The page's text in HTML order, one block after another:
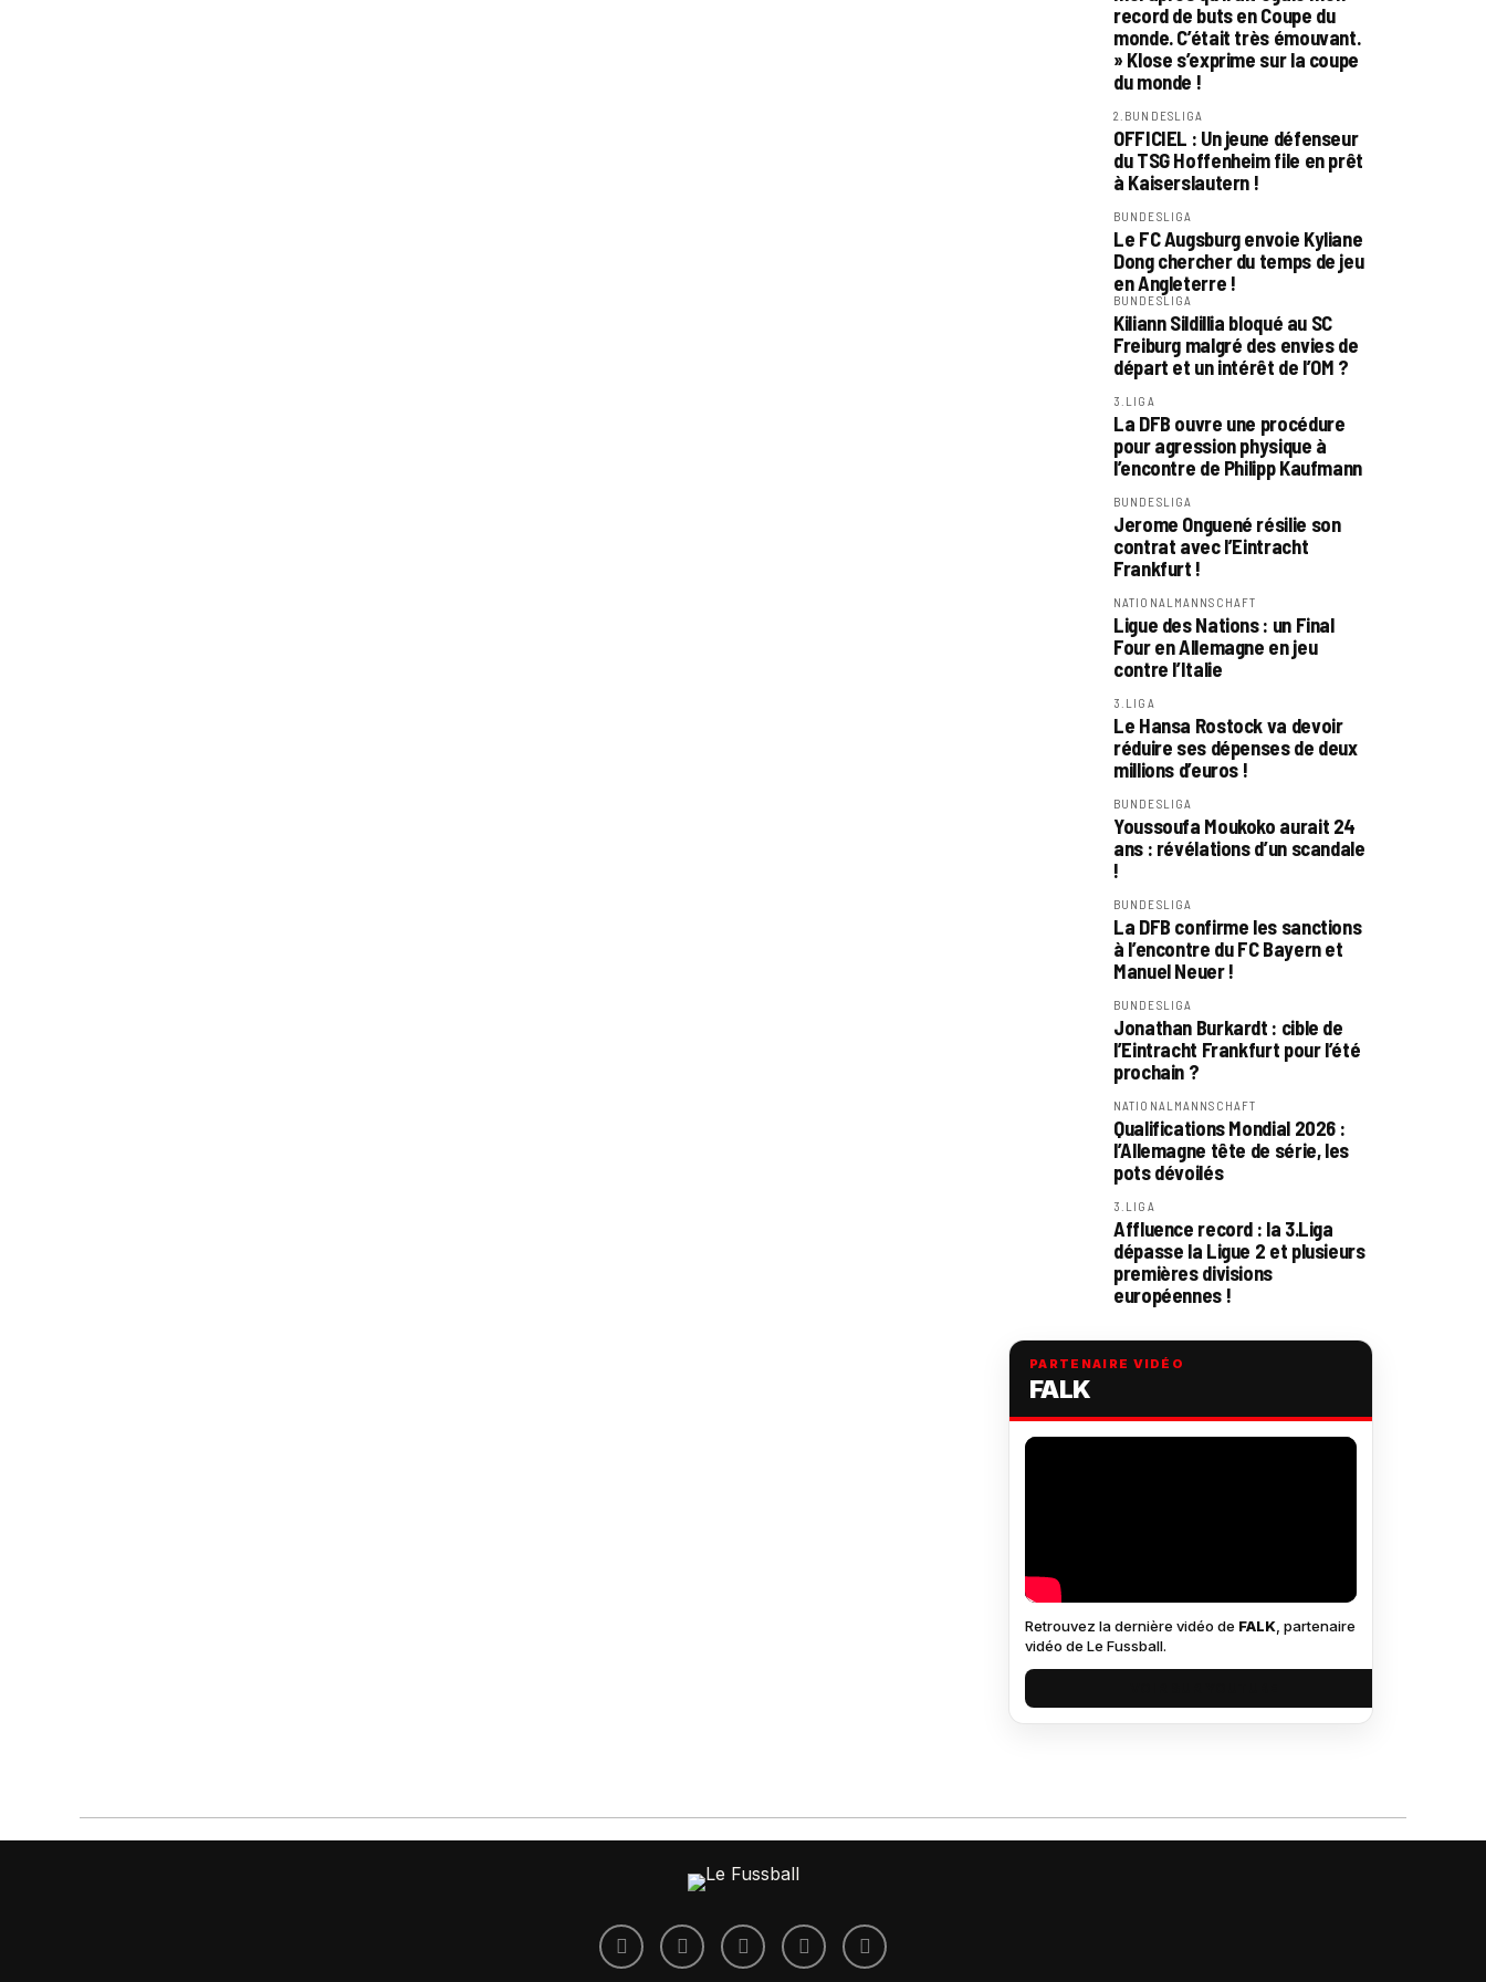
record de buts en Coupe du
monde. C’était très émouvant.
» Klose s’exprime sur la coupe
du monde !
2.BUNDESLIGA
OFFICIEL : Un jeune défenseur
du TSG Hoffenheim file en prêt
à Kaiserslautern !
BUNDESLIGA
Le FC Augsburg envoie Kyliane
Dong chercher du temps de jeu
en Angleterre !
BUNDESLIGA
Kiliann Sildillia bloqué au SC
Freiburg malgré des envies de
départ et un intérêt de l’OM ?
3.LIGA
La DFB ouvre une procédure
pour agression physique à
l’encontre de Philipp Kaufmann
BUNDESLIGA
Jerome Onguené résilie son
contrat avec l’Eintracht
Frankfurt !
NATIONALMANNSCHAFT
Ligue des Nations : un Final
Four en Allemagne en jeu
contre l’Italie
3.LIGA
Le Hansa Rostock va devoir
réduire ses dépenses de deux
millions d’euros !
BUNDESLIGA
Youssoufa Moukoko aurait 24
ans : révélations d’un scandale
!
BUNDESLIGA
La DFB confirme les sanctions
à l’encontre du FC Bayern et
Manuel Neuer !
BUNDESLIGA
Jonathan Burkardt : cible de
l’Eintracht Frankfurt pour l’été
prochain ?
NATIONALMANNSCHAFT
Qualifications Mondial 2026 :
l’Allemagne tête de série, les
pots dévoilés
3.LIGA
Affluence record : la 3.Liga
dépasse la Ligue 2 et plusieurs
premières divisions
européennes !
PARTENAIRE VIDÉO
FALK
Retrouvez la dernière vidéo de FALK , partenaire
vidéo de Le Fussball.